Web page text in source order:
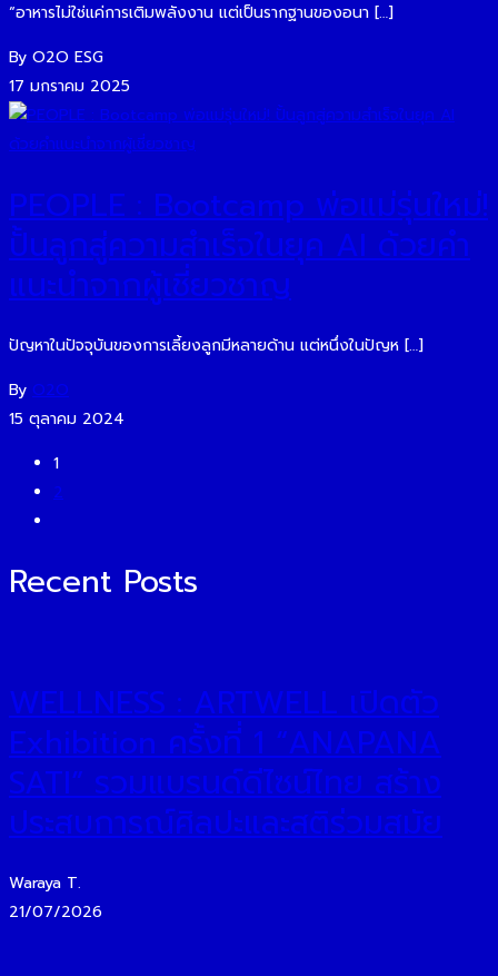
“อาหารไม่ใช่แค่การเติมพลังงาน แต่เป็นรากฐานของอนา […]
By O2O ESG
17 มกราคม 2025
PEOPLE : Bootcamp พ่อแม่รุ่นใหม่!
ปั้นลูกสู่ความสำเร็จในยุค AI ด้วยคำ
แนะนำจากผู้เชี่ยวชาญ
ปัญหาในปัจจุบันของการเลี้ยงลูกมีหลายด้าน แต่หนึ่งในปัญห […]
By O2O
15 ตุลาคม 2024
1
2
Recent Posts
WELLNESS : ARTWELL เปิดตัว
Exhibition ครั้งที่ 1 “ANAPANA
SATI” รวมแบรนด์ดีไซน์ไทย สร้าง
ประสบการณ์ศิลปะและสติร่วมสมัย
Waraya T.
21/07/2026